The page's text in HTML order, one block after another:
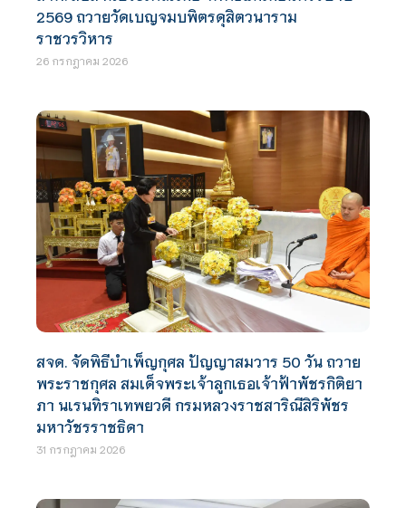
2569 ถวายวัดเบญจมบพิตรดุสิตวนาราม
ราชวรวิหาร
26 กรกฎาคม 2026
สจด. จัดพิธีบำเพ็ญกุศล ปัญญาสมวาร 50 วัน ถวาย
พระราชกุศล สมเด็จพระเจ้าลูกเธอเจ้าฟ้าพัชรกิติยา
ภา นเรนทิราเทพยวดี กรมหลวงราชสาริณีสิริพัชร
มหาวัชรราชธิดา
31 กรกฎาคม 2026